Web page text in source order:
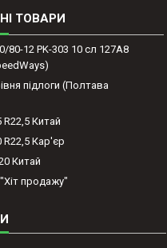
ТОВАРИ
80-12 PK-303 10 сл 127A8
підлоги (Полтава
Китай
Кар'єр
Китай
продажу"